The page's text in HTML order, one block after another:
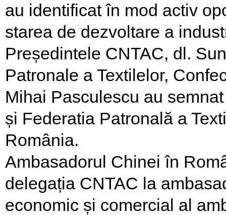
au identificat în mod activ
starea de dezvoltare a
Președintele CNTAC, dl.
Patronale a Textilelor,
Mihai Pasculescu au
și Federatia Patronală a
România.
Ambasadorul Chinei în
delegația CNTAC la
economic și comercial al